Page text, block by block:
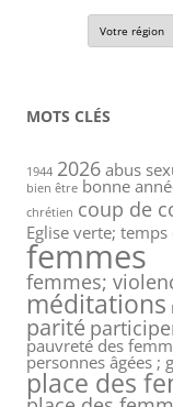
MOTS CLÉS
1944 2026 abus
bien être bonne
chrétien coup de
Eglise verte;
femmes
femmes;
méditations
parité
pauvreté des
personnes âgées ;
place des